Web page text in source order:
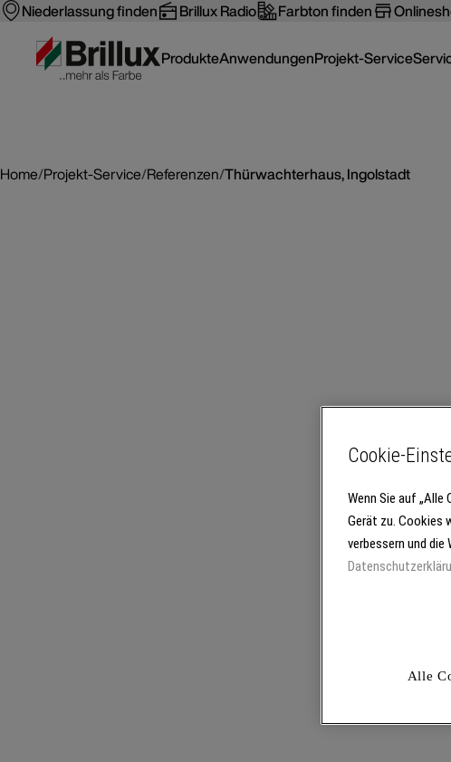
Niederlassung finden Brillux Radio Farbton finden
ProdukteAnwendungenProjekt-Service
Home/Projekt-Service/Referenzen/Thürwachterhaus, Ingolstadt
Cookie-
Wenn Sie auf
Gerät zu. Cookies
verbessern und
Alle